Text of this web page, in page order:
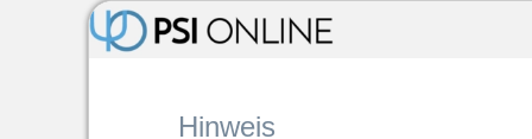
Hinweis